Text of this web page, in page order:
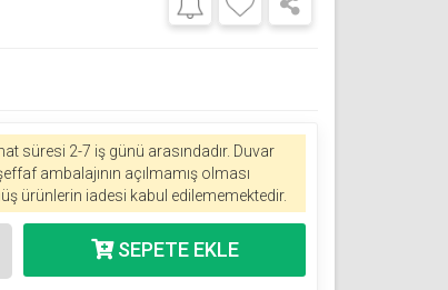
süresi 2-7 iş günü arasındadır. Duvar
ambalajının açılmamış olması
ürünlerin iadesi kabul edilememektedir.